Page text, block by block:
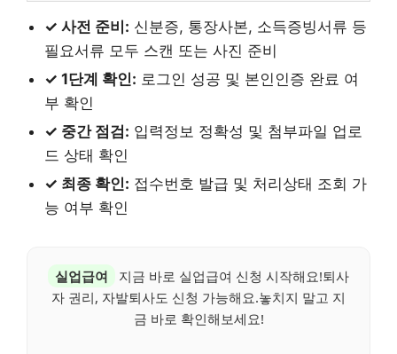
✓ 사전 준비: 신분증, 통장사본, 소득증빙서류 등
필요서류 모두 스캔 또는 사진 준비
✓ 1단계 확인: 로그인 성공 및 본인인증 완료 여
부 확인
✓ 중간 점검: 입력정보 정확성 및 첨부파일 업로
드 상태 확인
✓ 최종 확인: 접수번호 발급 및 처리상태 조회 가
능 여부 확인
실업급여
지금 바로 실업급여 신청 시작해요!퇴사
자 권리, 자발퇴사도 신청 가능해요.놓치지 말고 지
금 바로 확인해보세요!